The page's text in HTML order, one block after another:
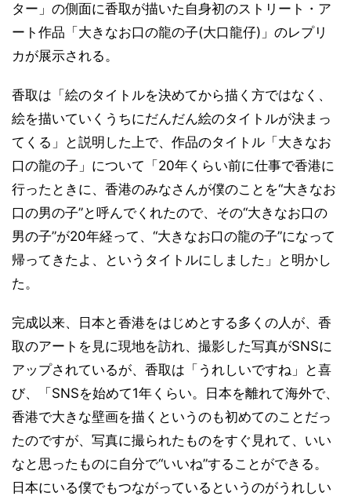
ター」の側面に香取が描いた自身初のストリート・ア
ート作品「大きなお口の龍の子(大口龍仔)」のレプリ
カが展示される。
香取は「絵のタイトルを決めてから描く方ではなく、
絵を描いていくうちにだんだん絵のタイトルが決まっ
てくる」と説明した上で、作品のタイトル「大きなお
口の龍の子」について「20年くらい前に仕事で香港に
行ったときに、香港のみなさんが僕のことを“大きなお
口の男の子”と呼んでくれたので、その“大きなお口の
男の子”が20年経って、“大きなお口の龍の子”になって
帰ってきたよ、というタイトルにしました」と明かし
た。
完成以来、日本と香港をはじめとする多くの人が、香
取のアートを見に現地を訪れ、撮影した写真がSNSに
アップされているが、香取は「うれしいですね」と喜
び、「SNSを始めて1年くらい。日本を離れて海外で、
香港で大きな壁画を描くというのも初めてのことだっ
たのですが、写真に撮られたものをすぐ見れて、いい
なと思ったものに自分で“いいね”することができる。
日本にいる僕でもつながっているというのがうれしい